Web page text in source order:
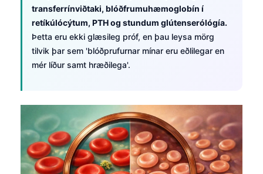
transferrínviðtaki, blóðfrumuhæmoglobín í
retíkúlócýtum, PTH og stundum glútenserólógía.
Þetta eru ekki glæsileg próf, en þau leysa mörg
tilvik þar sem 'blóðprufurnar mínar eru eðlilegar en
mér líður samt hræðilega'.
Lietuvių kalba
Polski
한국어
Slovenščina
Shqip
اردو
मराठी